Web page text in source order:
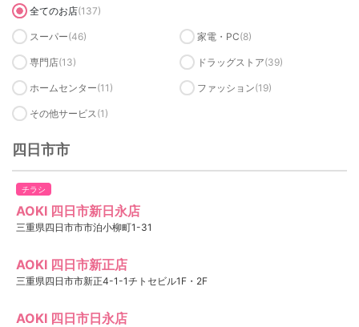
全てのお店(137)
スーパー(46) 家電・PC(8)
専門店(13) ドラッグストア(39)
ホームセンター(11) ファッション(19)
その他サービス (1)
四日市市
チラシ
AOKI 四日市新日永店
三重県四日市市市泊小柳町1-31
AOKI 四日市新正店
三重県四日市市新正4-1-1チトセビル1F・2F
AOKI 四日市日永店